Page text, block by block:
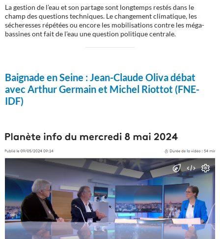
La gestion de l’eau et son partage sont longtemps restés dans le
champ des questions techniques. Le changement climatique, les
sécheresses répétées ou encore les mobilisations contre les méga-
bassines ont fait de l’eau une question politique centrale.
Baignade en Seine :Jean-Claude Oliva débat
avec Arthur Germain et Michel Riottot (FNE-
IDF)